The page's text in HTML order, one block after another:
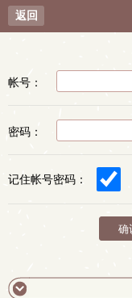
返回
帐号：
密码：
记住帐号密码：